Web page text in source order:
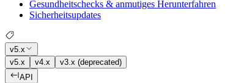
Gesundheitschecks & anmutiges Herunterfahren
Sicherheitsupdates
v5.x
v5.x
v4.x
v3.x (deprecated)
API